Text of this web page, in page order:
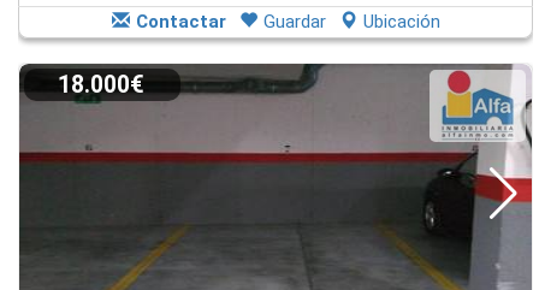
Contactar Guardar Ubicación
18.000€